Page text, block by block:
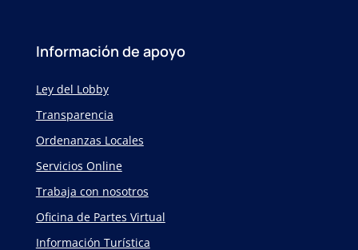
Información de apoyo
Ley del Lobby
Transparencia
Ordenanzas Locales
Servicios Online
Trabaja con nosotros
Oficina de Partes Virtual
Información Turística